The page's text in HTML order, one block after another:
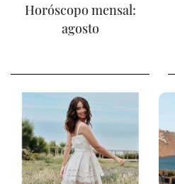
Horóscopo mensal:
agosto